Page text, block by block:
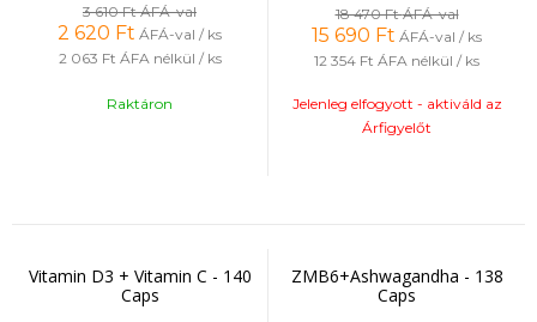
3 610 FtÁFÁ-val
2 620 Ft ÁFÁ-val / ks
2 063 Ft ÁFA nélkül / ks
Raktáron
18 470 FtÁFÁ-val
15 690 Ft ÁFÁ-val / ks
12 354 Ft ÁFA nélkül / ks
Jelenleg elfogyott - aktiváld az
Árfigyelőt
Vitamin D3 + Vitamin C - 140
Caps
ZMB6+Ashwagandha - 138
Caps